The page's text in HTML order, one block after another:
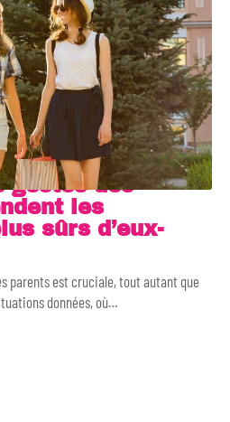
gestes des
les
sûrs d’eux-
parents est cruciale, tout autant que
données, où…